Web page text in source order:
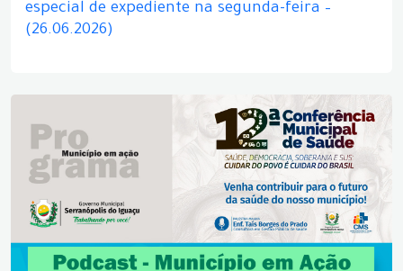
especial de expediente na segunda-feira –
(26.06.2026)